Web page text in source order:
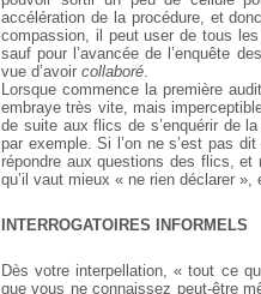
accélération de la procédure, et
compassion, il peut user de tous
sauf pour l’avancée de l’enquête
vue d’avoir collaboré.
Lorsque commence la première
embraye très vite, mais
de suite aux flics de s’enquérir de
par exemple. Si l’on ne s’est pas
répondre aux questions des flics,
qu’il vaut mieux « ne rien déclarer »,
INTERROGATOIRES INFORMELS
Dès votre interpellation, « tout ce
que vous ne connaissez peut-être